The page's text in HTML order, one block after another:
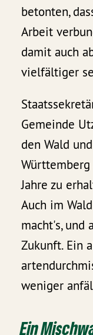
betonten,
Arbeit
damit auch
vielfältiger
Gemeinde
den Wald
Jahre zu
Auch im
macht's, und
Zukunft. Ein
weniger
Ein